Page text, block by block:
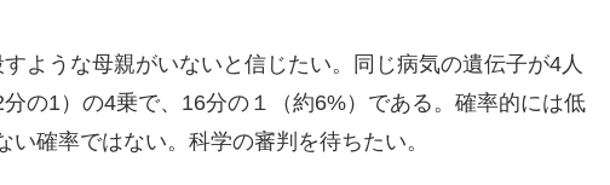
ような母親がいないと信じたい。同じ病気の遺伝子が4人
の1）の4乗で、16分の１（約6%）である。確率的には低
確率ではない。科学の審判を待ちたい。